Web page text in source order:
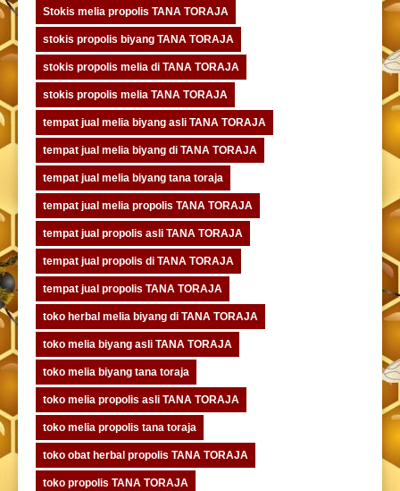
Stokis melia propolis TANA TORAJA
stokis propolis biyang TANA TORAJA
stokis propolis melia di TANA TORAJA
stokis propolis melia TANA TORAJA
tempat jual melia biyang asli TANA TORAJA
tempat jual melia biyang di TANA TORAJA
tempat jual melia biyang tana toraja
tempat jual melia propolis TANA TORAJA
tempat jual propolis asli TANA TORAJA
tempat jual propolis di TANA TORAJA
tempat jual propolis TANA TORAJA
toko herbal melia biyang di TANA TORAJA
toko melia biyang asli TANA TORAJA
toko melia biyang tana toraja
toko melia propolis asli TANA TORAJA
toko melia propolis tana toraja
toko obat herbal propolis TANA TORAJA
toko propolis TANA TORAJA